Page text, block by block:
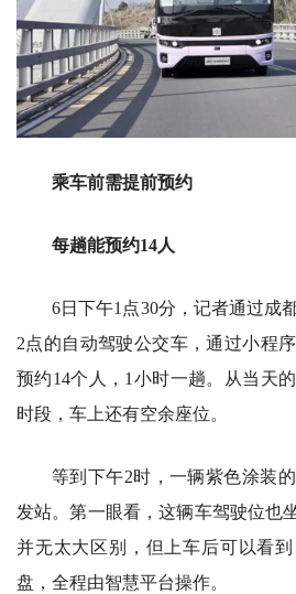
乘车前需提前预约
每趟能预约14人
6日下午1点30分，记者通过成
2点的自动驾驶公交车，通过小程
预约14个人，1小时一趟。从当天
时段，车上还有空余座位。
等到下午2时，一辆紫色涂装
发站。第一眼看，这辆车驾驶位也
并无太大区别，但上车后可以看
盘，全程由智慧平台操作。